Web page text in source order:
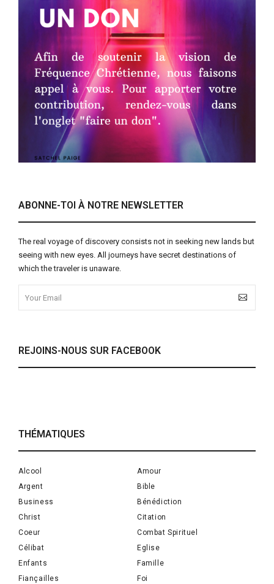
ABONNE-TOI À NOTRE NEWSLETTER
The real voyage of discovery consists not in seeking new lands but
seeing with new eyes. All journeys have secret destinations of
which the traveler is unaware.
REJOINS-NOUS SUR FACEBOOK
THÉMATIQUES
Alcool
Amour
Argent
Bible
Business
Bénédiction
Christ
Citation
Coeur
Combat Spirituel
Célibat
Eglise
Enfants
Famille
Fiançailles
Foi